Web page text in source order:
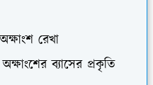
রেখা
ব্যাসের প্রকৃতি